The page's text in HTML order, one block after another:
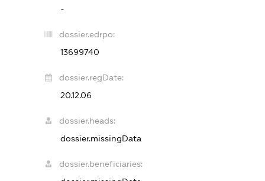
-
dossier.edrpo:
13699740
dossier.regDate:
20.12.06
dossier.heads:
dossier.missingData
dossier.beneficiaries: